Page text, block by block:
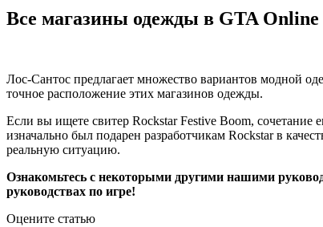
Все магазины одежды в GTA Online
Лос-Сантос предлагает множество вариантов модной
точное расположение этих магазинов одежды.
Если вы ищете свитер Rockstar Festive Boom, сочетание
изначально был подарен разработчикам Rockstar в
реальную ситуацию.
Ознакомьтесь с некоторыми другими нашими
руководствах по игре!
Оцените статью